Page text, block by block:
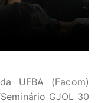
UFBA (Facom)
GJOL 30